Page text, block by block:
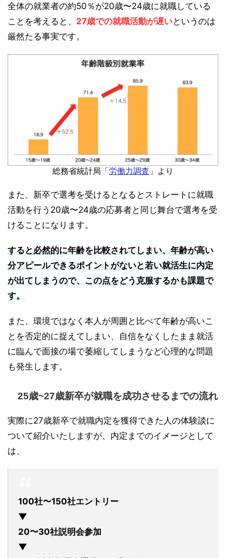
全体の就業者の約50％が20歳〜24歳に就職している
ことを考えると、 27歳での就職活動が遅いというのは
厳然たる事実です。
総務省統計局「労働力調査 」より
また、新卒で選考を受けるとなるとストレートに就職
活動を行う20歳〜24歳の応募者と同じ舞台で選考を受
けることになります。
すると必然的に年齢を比較されてしまい、年齢が高い
分アピールできるポイントがないと若い就活生に内定
が出てしまうので、この点をどう克服するかも課題で
す。
また、環境ではなく本人が周囲と比べて年齢が高いこ
とを否定的に捉えてしまい、自信をなくしたまま就活
に臨んで面接の場で萎縮してしまうなど心理的な問題
も発生します。
25歳~27歳新卒が就職を成功させるまでの流れ
実際に27歳新卒で就職内定を獲得できた人の体験談に
ついて紹介いたしますが、内定までのイメージとして
は、
100社〜150社エントリー
▼
20〜30社説明会参加
▼